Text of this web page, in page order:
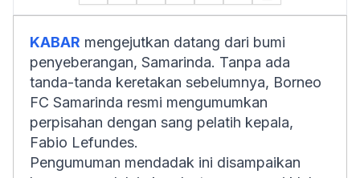
KABAR mengejutkan datang dari bumi
penyeberangan, Samarinda. Tanpa ada
tanda-tanda keretakan sebelumnya, Borneo
FC Samarinda resmi mengumumkan
perpisahan dengan sang pelatih kepala,
Fabio Lefundes.
Pengumuman mendadak ini disampaikan